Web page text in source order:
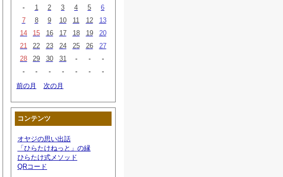
-
1 2 3 4 5
6
7
8 9 10 11 12
13
14
15 16 17 18 19
20
21
22 23 24 25 26
27
28
29 30 31 - -
-
-
- - - - -
-
前の月
次の月
コンテンツ
オヤジの思い出話
「ひらたけねっと」の縁
ひらたけ式メソッド
QRコード